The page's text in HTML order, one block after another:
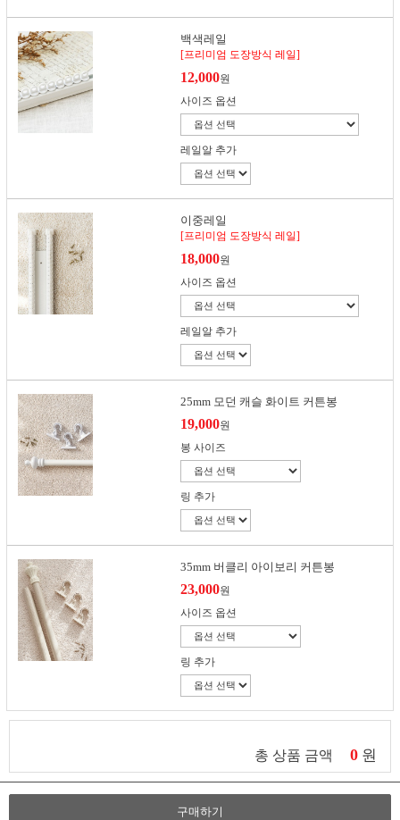
백색레일
[프리미엄 도장방식 레일]
12,000원
사이즈 옵션
레일알 추가
이중레일
[프리미엄 도장방식 레일]
18,000원
사이즈 옵션
레일알 추가
25mm 모던 캐슬 화이트 커튼봉
19,000원
봉 사이즈
링 추가
35mm 버클리 아이보리 커튼봉
23,000원
사이즈 옵션
링 추가
총 상품 금액 0 원
구매하기